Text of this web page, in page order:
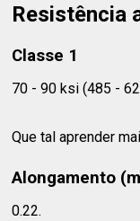
Resistência
Classe 1
70 - 90 ksi (485 -
Que tal aprender
Alongamento
0.22.